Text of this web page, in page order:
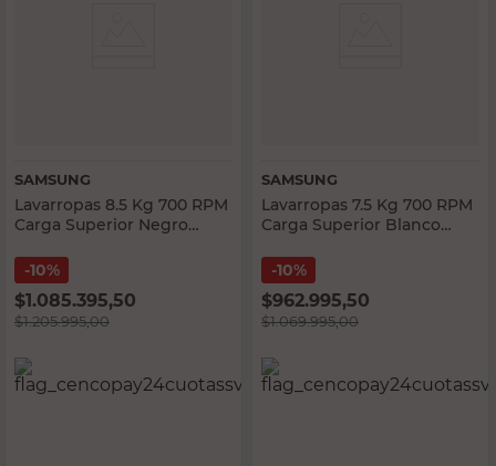
SAMSUNG
Lavarropas 8.5 Kg 700 RPM
Carga Superior Negro
10%
$1.085.395,50
$1.205.995,00
SAMSUNG
Lavarropas 7.5 Kg 700 RPM
Carga Superior Blanco
10%
$962.995,50
$1.069.995,00